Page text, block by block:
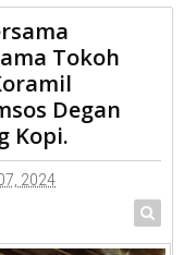
Bersama Tokoh
Komsos
Tokoh
Degan
Kopi.
2024